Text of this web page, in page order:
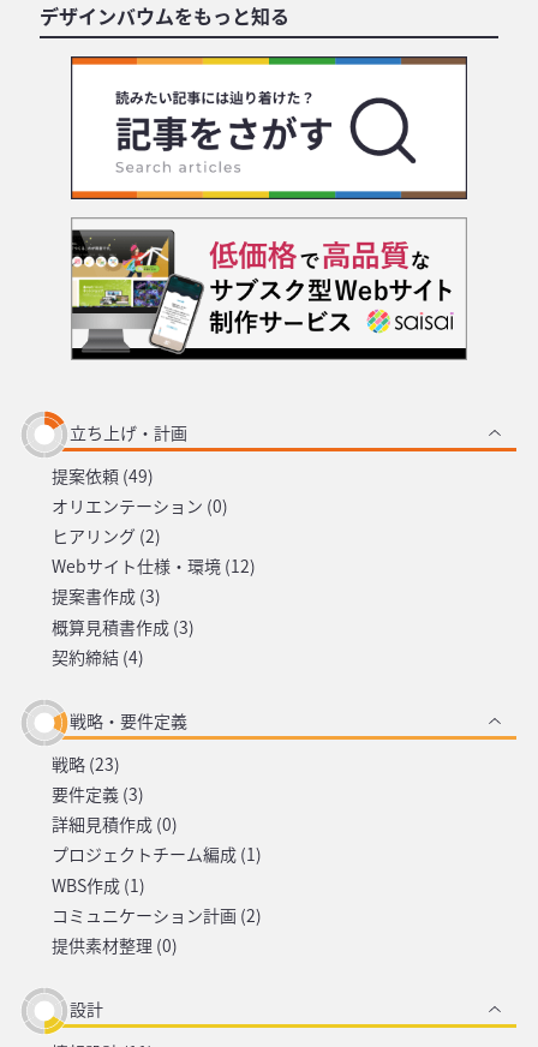
デザインバウムをもっと知る
立ち上げ・計画
提案依頼 (49)
オリエンテーション (0)
ヒアリング (2)
Webサイト仕様・環境 (12)
提案書作成 (3)
概算見積書作成 (3)
契約締結 (4)
戦略・要件定義
戦略 (23)
要件定義 (3)
詳細見積作成 (0)
プロジェクトチーム編成 (1)
WBS作成 (1)
コミュニケーション計画 (2)
提供素材整理 (0)
設計